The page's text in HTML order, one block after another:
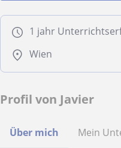
1 jahr
Wien
Profil von Javier
Über mich Mein